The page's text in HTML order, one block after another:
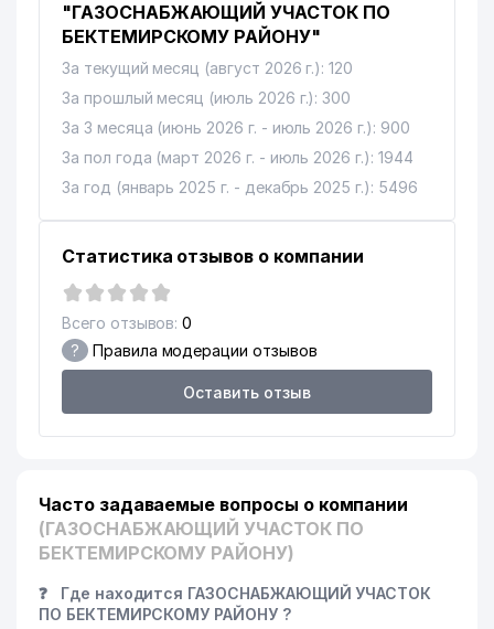
"ГАЗОСНАБЖАЮЩИЙ УЧАСТОК ПО
БЕКТЕМИРСКОМУ РАЙОНУ"
За текущий месяц (август 2026 г.): 120
За прошлый месяц (июль 2026 г.): 300
За 3 месяца (июнь 2026 г. - июль 2026 г.): 900
За пол года (март 2026 г. - июль 2026 г.): 1944
За год (январь 2025 г. - декабрь 2025 г.): 5496
Статистика отзывов о компании
Всего отзывов: 0
? Правила модерации отзывов
Оставить отзыв
Часто задаваемые вопросы о компании
(ГАЗОСНАБЖАЮЩИЙ УЧАСТОК ПО
БЕКТЕМИРСКОМУ РАЙОНУ)
❓
Где находится ГАЗОСНАБЖАЮЩИЙ УЧАСТОК
ПО БЕКТЕМИРСКОМУ РАЙОНУ ?